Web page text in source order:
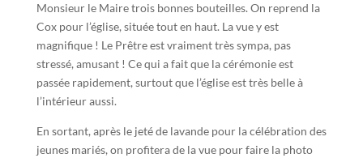
Monsieur le Maire trois bonnes bouteilles. On reprend la
Cox pour l’église, située tout en haut. La vue y est
magnifique ! Le Prêtre est vraiment très sympa, pas
stressé, amusant ! Ce qui a fait que la cérémonie est
passée rapidement, surtout que l’église est très belle à
l’intérieur aussi.
En sortant, après le jeté de lavande pour la célébration des
jeunes mariés, on profitera de la vue pour faire la photo